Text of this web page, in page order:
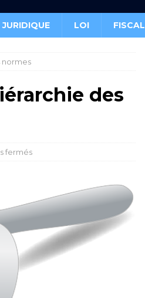
JURIDIQUE LOI FISCAL
normes
des
fermés